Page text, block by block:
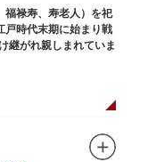
福禄寿、寿老人）を祀
戸時代末期に始まり戦
継がれ親しまれていま
、巡る社寺が9ヶ所あ
て、鳩は「集まる」と
しましょう。